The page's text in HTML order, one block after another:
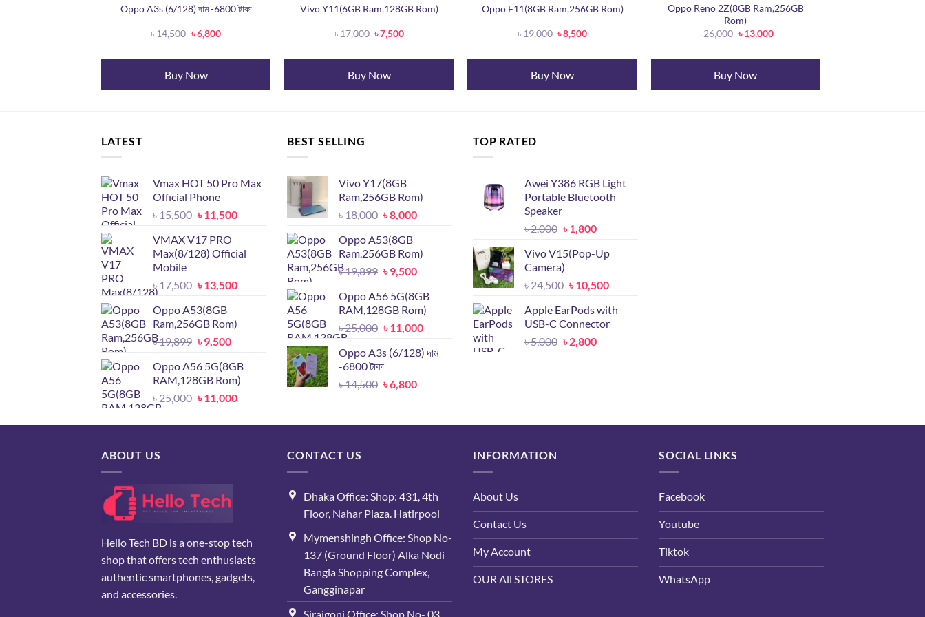
Oppo A3s (6/128) দাম -6800 টাকা
৳14,500 Original
price
৳ 14,500.
৳6,800Current
৳ 6,800.
Buy Now
Vivo Y11(6GB Ram,128GB Rom)
৳17,000 Original
price
৳ 17,000.
৳7,500Current
৳ 7,500.
Buy Now
Oppo F11(8GB Ram,256GB Rom)
৳19,000 Original
price
৳ 19,000.
৳8,500Current
৳ 8,500.
Buy Now
Oppo Reno 2Z(8GB Ram,256GB
Rom)
৳26,000 Original
price
৳ 26,000.
৳13,000Current
৳ 13,000.
Buy Now
LATEST
Vmax HOT 50 Pro Max
Official Phone
৳15,500 Original
was:
৳ 15,500.
৳11,500Current
৳ 11,500.
VMAX V17 PRO
Max(8/128) Official
Mobile
৳17,500 Original
was:
৳ 17,500.
৳13,500Current
৳ 13,500.
Oppo A53(8GB
Ram,256GB Rom)
৳19,899 Original
was:
৳ 19,899.
৳9,500Current
is:
৳ 9,500.
Oppo A56 5G(8GB
RAM,128GB Rom)
৳25,000 Original
was:
৳11,000Current
is:
BEST SELLING
Vivo Y17(8GB
Ram,256GB Rom)
৳18,000 Original
was:
৳ 18,000.
৳8,000Current
৳ 8,000.
Oppo A53(8GB
Ram,256GB Rom)
৳19,899 Original
was:
৳ 19,899.
৳9,500Current
is:
৳ 9,500.
Oppo A56 5G(8GB
RAM,128GB Rom)
৳25,000 Original
was:
৳ 25,000.
৳11,000Current
is:
Oppo A3s (6/128) দাম
-6800 টাকা
৳14,500 Original
৳ 14,500.
৳6,800Current
৳ 6,800.
TOP RATED
Awei Y386 RGB Light
Portable Bluetooth
Speaker
৳2,000 Original
was:
৳ 2,000.
৳1,800Current
is:
Vivo V15(Pop-Up
Camera)
৳24,500 Original
was:
৳ 24,500.
৳10,500Current
is:
৳ 10,500.
Apple EarPods with
USB-C Connector
৳5,000 Original
৳2,800Current
ABOUT US
Hello Tech BD is a one-stop tech
shop that offers tech enthusiasts
authentic smartphones, gadgets,
and accessories.
CONTACT US
Dhaka Office: Shop: 431, 4th
Floor, Nahar Plaza. Hatirpool
Mymenshingh Office: Shop No-
137 (Ground Floor) Alka Nodi
Bangla Shopping Complex,
Gangginapar
Sirajgonj Office: Shop No- 03,
INFORMATION
About Us
Contact Us
My Account
OUR All STORES
SOCIAL LINKS
Facebook
Youtube
Tiktok
WhatsApp